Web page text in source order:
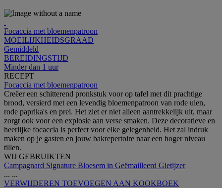
Focaccia met bloemenpatroon
MOEILIJKHEIDSGRAAD
Gemiddeld
BEREIDINGSTIJD
Minder dan 1 uur
RECEPT
Focaccia met bloemenpatroon
Creëer een schitterend pronkstuk voor op tafel met dit prachtige
brood, versierd met een levendig bloemenpatroon van rode uien,
rode paprika's en prei. Het ziet er niet alleen aantrekkelijk uit, maar
zorgt ook voor een explosie aan verse smaken. Deze decoratieve en
heerlijke focaccia is perfect voor elke gelegenheid. Het zal indruk
maken op je gasten en jouw bakrepertoire naar een hoger niveau
tillen.
WIJ GEBRUIKTEN
Campagnard Signature Bloesem in Geëmailleerd Gietijzer
... ...
VERWIJDEREN TOEVOEGEN AAN KOOKBOEK